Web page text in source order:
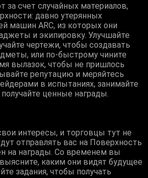
счет случайных материалов,
давно утерянных
машин ARC, из которых они
и экипировку. Улучшайте
чертежи, чтобы создавать
или по-быстрому чините
вылазок, чтобы не пришлось
репутацию и меряйтесь
в испытаниях, занимайте
ценные награды.
интересы, и торговцы тут не
отправлять вас на Поверхность
на награды. Со временем вы
каким они видят будущее
задания, чтобы получать